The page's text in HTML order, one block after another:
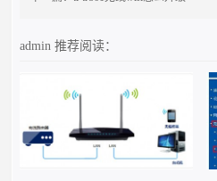
admin推荐阅读：